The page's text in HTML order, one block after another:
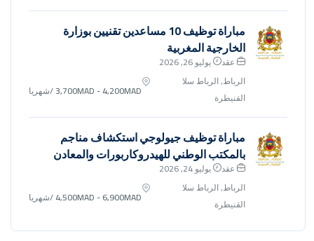
مباراة توظيف 10 مساعدين تقنيين بوزارة
الخارجية المغربية
عقد
يوليو 26, 2026
الرباط, الرباط سلا
القنيطرة
3,700MAD - 4,200MAD/شهريا
مباراة توظيف جيولوجي استكشاف مناجم
بالمكتب الوطني للهيدروكاربورات والمعادن
عقد
يوليو 24, 2026
الرباط, الرباط سلا
القنيطرة
4,500MAD - 6,900MAD/شهريا